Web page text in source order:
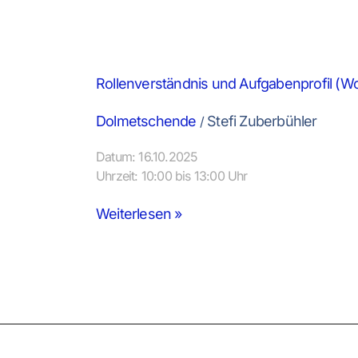
Rollenverständnis und Aufgabenprofil
Dolmetschende / Stefi Zuberbühler
Datum: 16.10.2025
Uhrzeit: 10:00 bis 13:00 Uhr
Weiterlesen »